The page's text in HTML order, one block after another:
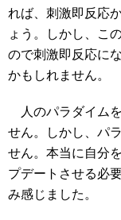
れば、刺激即反応
ょう。しかし、こ
ので刺激即反応に
かもしれません。
人のパラダイム
せん。しかし、パ
せん。本当に自分
プデートさせる必
み感じました。